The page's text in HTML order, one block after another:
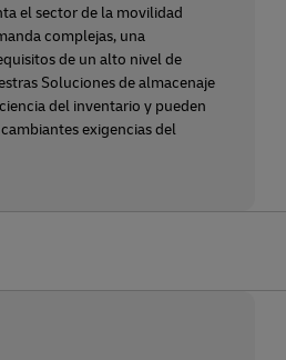
el sector de la movilidad
complejas, una
de un alto nivel de
Soluciones de almacenaje
del inventario y pueden
exigencias del